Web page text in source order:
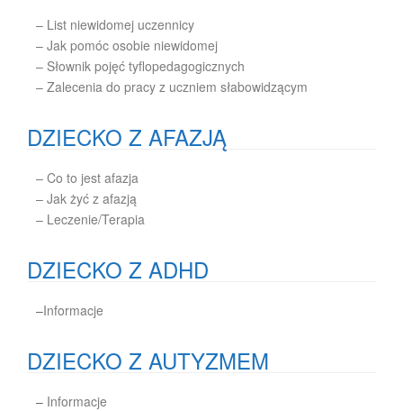
– List niewidomej uczennicy
– Jak pomóc osobie niewidomej
– Słownik pojęć tyflopedagogicznych
– Zalecenia do pracy z uczniem słabowidzącym
DZIECKO Z AFAZJĄ
– Co to jest afazja
– Jak żyć z afazją
– Leczenie/Terapia
DZIECKO Z ADHD
–Informacje
DZIECKO Z AUTYZMEM
– Informacje